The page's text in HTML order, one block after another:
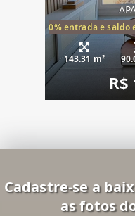
20% entrada e saldo
143.31 m²
R$
Cadastre-se a
as fotos